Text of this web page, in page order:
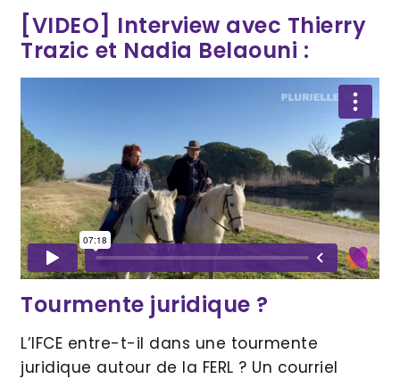
[VIDEO] Interview avec Thierry
Trazic et Nadia Belaouni :
Tourmente juridique ?
L’IFCE entre-t-il dans une tourmente
juridique autour de la FERL ? Un courriel